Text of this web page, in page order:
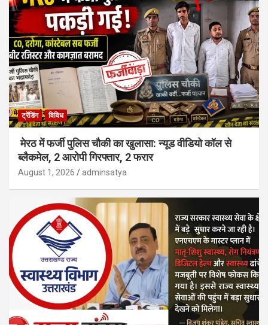
ट्रेंडिंग विविध
मेरठ में फर्जी पुलिस चौकी का खुलासा: न्यूड वीडियो कॉल से
ब्लैकमेल, 2 आरोपी गिरफ्तार, 2 फरार
August 1, 2026 adminsatya